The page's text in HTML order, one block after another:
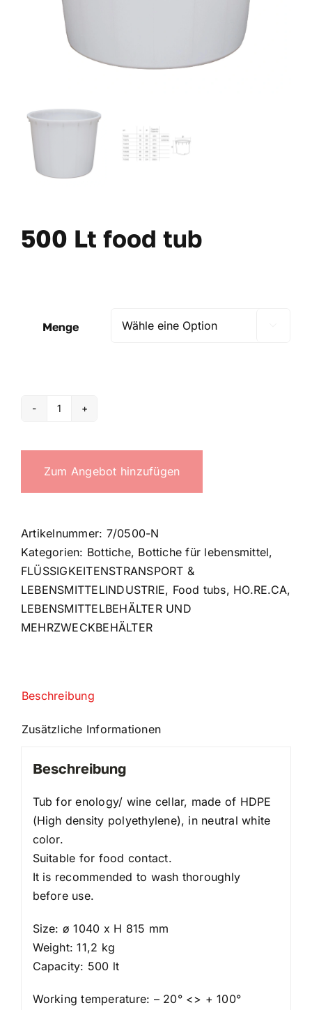
500 Lt food tub
Menge
500
food
tub
Menge
Zum Angebot hinzufügen
Artikelnummer: 7/0500-N
Kategorien: Bottiche, Bottiche für lebensmittel,
FLÜSSIGKEITENSTRANSPORT &
LEBENSMITTELINDUSTRIE, Food tubs, HO.RE.CA,
LEBENSMITTELBEHÄLTER UND
MEHRZWECKBEHÄLTER
Beschreibung
Zusätzliche Informationen
Beschreibung
Tub for enology/ wine cellar, made of HDPE
(High density polyethylene), in neutral white
color.
Suitable for food contact.
It is recommended to wash thoroughly
before use.
Size: ø 1040 x H 815 mm
Weight: 11,2 kg
Capacity: 500 lt
Working temperature: – 20° <> + 100°